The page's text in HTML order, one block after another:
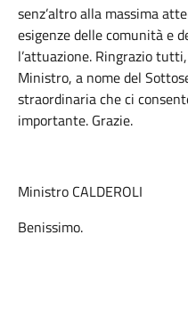
senz’altro alla massima
esigenze delle comunità e
l’attuazione. Ringrazio
Ministro, a nome del
straordinaria che ci
importante. Grazie.
Ministro CALDEROLI
Benissimo.